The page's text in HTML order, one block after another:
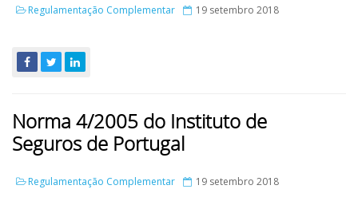
Regulamentação Complementar 19 setembro 2018
Norma 4/2005 do Instituto de
Seguros de Portugal
Regulamentação Complementar 19 setembro 2018